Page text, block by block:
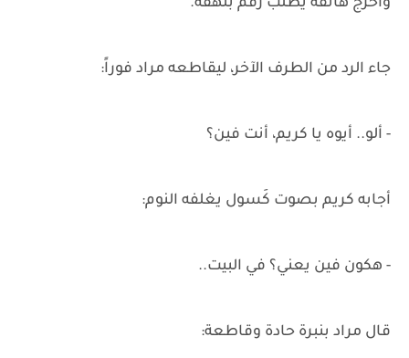
وأخرج هاتفه يطلب رقم بلهفة.
جاء الرد من الطرف الآخر، ليقاطعه مراد فوراً:
- ألو.. أيوه يا كريم، أنت فين؟
أجابه كريم بصوت كَسول يغلفه النوم:
- هكون فين يعني؟ في البيت..
قال مراد بنبرة حادة وقاطعة: